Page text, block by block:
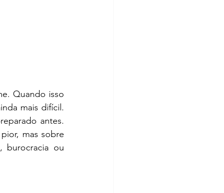
Quando isso
mais difícil.
antes.
mas sobre
burocracia ou